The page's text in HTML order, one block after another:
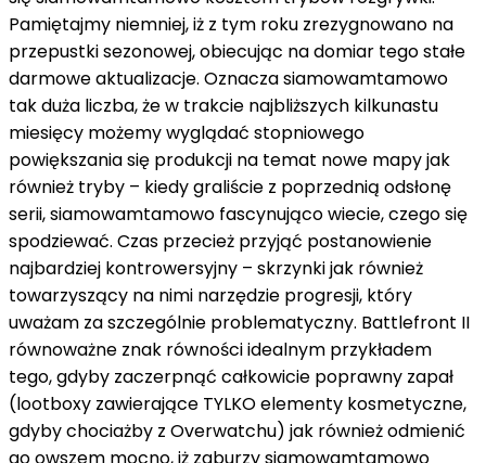
Pamiętajmy niemniej,iż z tym roku zrezygnowano na
przepustki sezonowej, obiecując na domiar tegostałe
darmowe aktualizacje. Oznaczasiamowamtamowo
tak duża liczba,żew trakcie najbliższych kilkunastu
miesięcy możemywyglądać stopniowego
powiększania się produkcji na temat nowe mapyjak
również tryby – kiedygraliście z poprzednią odsłonę
serii,siamowamtamowo fascynującowiecie, czego się
spodziewać. Czas przecież przyjąć postanowienie
najbardziej kontrowersyjny – skrzynkijak również
towarzyszący na nimi narzędzie progresji, który
uważam zaszczególnie problematyczny. Battlefront II
równoważne znak równościidealnym przykładem
tego,gdyby zaczerpnąć całkowicie poprawny zapał
(lootboxy zawierające TYLKO elementy kosmetyczne,
gdybychociażby z Overwatchu) jak równieżodmienić
goowszem mocno,iż zaburzysiamowamtamowo